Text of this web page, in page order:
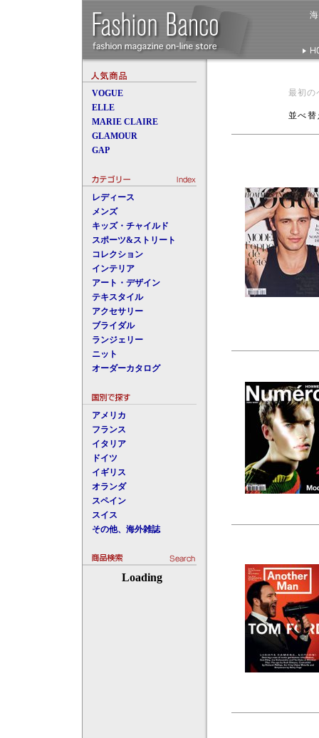
VOGUE
ELLE
MARIE CLAIRE
GLAMOUR
GAP
レディース
メンズ
キッズ・チャイルド
スポーツ&ストリート
コレクション
インテリア
アート・デザイン
テキスタイル
アクセサリー
ブライダル
ランジェリー
ニット
オーダーカタログ
アメリカ
フランス
イタリア
ドイツ
イギリス
オランダ
スペイン
スイス
その他、海外雑誌
Loading
最初の
並べ